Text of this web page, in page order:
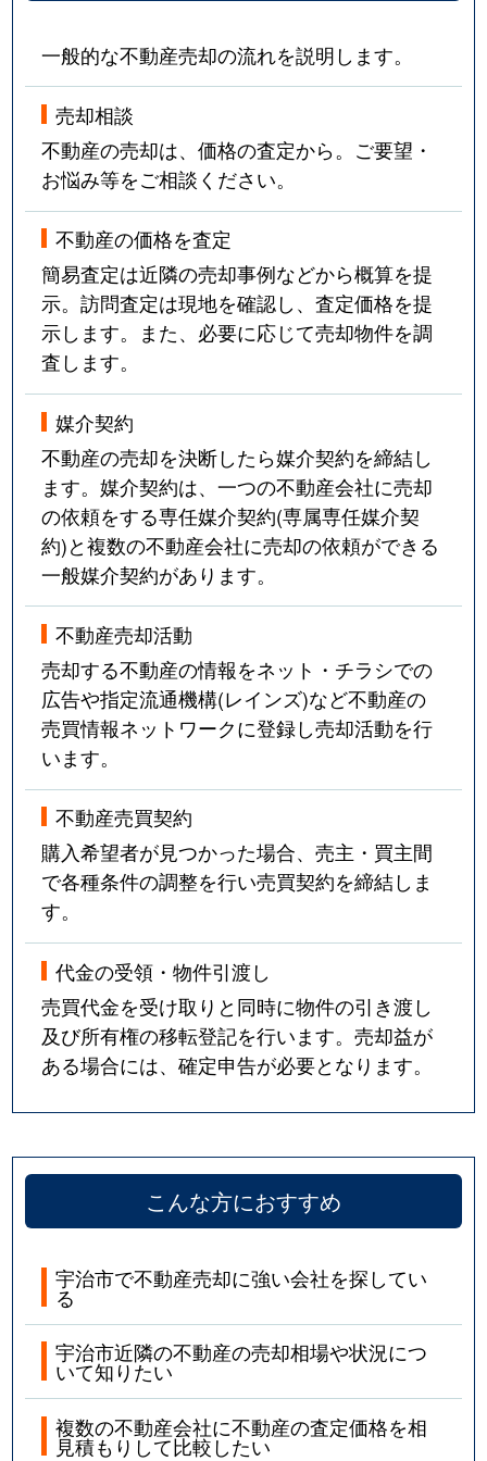
槇島町 500万円 宇治(ＪＲ)
槇島町
530万円 小倉(京都)
槇島町
槇島町
3,700万円 小倉(京都)
槇島町
10,000万円 向島
槇島町
1,700万円 向島
槇島町
1,000万円 向島
槇島町
槇島町
槇島町
2,700万円 向島
槇島町
3,600万円 向島
明星町
4,800万円
明星町
740万円
明星町
1,700万円 三室戸
明星町
1,700万円 三室戸
六地蔵
3,800万円 六地蔵(ＪＲ)
一般的な不動産売却の流れを説明します。
売却相談
不動産の売却は、価格の査定から。ご要望・
お悩み等をご相談ください。
不動産の価格を査定
簡易査定は近隣の売却事例などから概算を提
示。訪問査定は現地を確認し、査定価格を提
示します。また、必要に応じて売却物件を調
査します。
媒介契約
不動産の売却を決断したら媒介契約を締結し
ます。媒介契約は、一つの不動産会社に売却
の依頼をする専任媒介契約(専属専任媒介契
約)と複数の不動産会社に売却の依頼ができる
一般媒介契約があります。
不動産売却活動
売却する不動産の情報をネット・チラシでの
広告や指定流通機構(レインズ)など不動産の
売買情報ネットワークに登録し売却活動を行
います。
不動産売買契約
購入希望者が見つかった場合、売主・買主間
で各種条件の調整を行い売買契約を締結しま
す。
代金の受領・物件引渡し
売買代金を受け取りと同時に物件の引き渡し
及び所有権の移転登記を行います。売却益が
ある場合には、確定申告が必要となります。
こんな方におすすめ
宇治市で不動産売却に強い会社を探してい
る
宇治市近隣の不動産の売却相場や状況につ
いて知りたい
複数の不動産会社に不動産の査定価格を相
見積もりして比較したい